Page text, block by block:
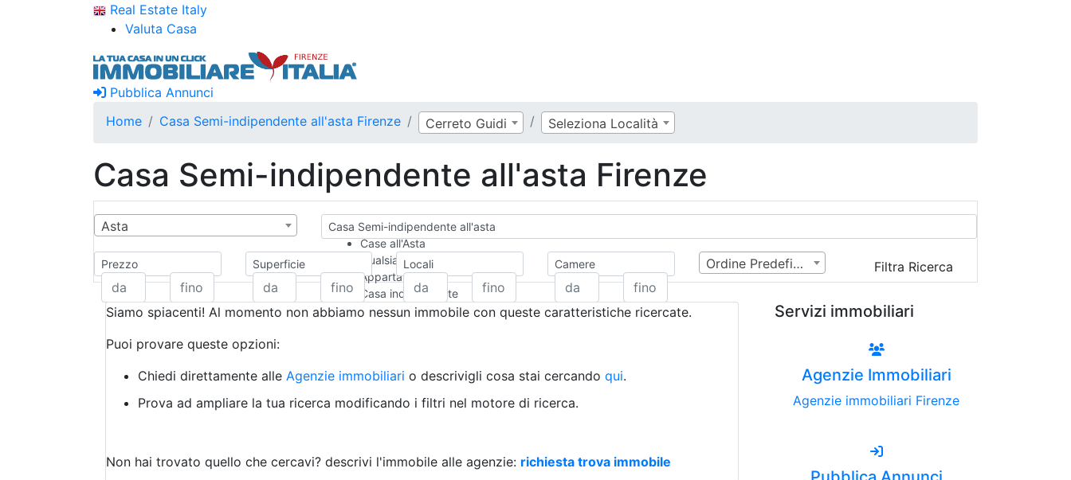
Real Estate Italy
Valuta Casa
Pubblica Annunci
Home
Casa Semi-indipendente all'asta Firenze Cerreto Guidi Seleziona Località
Casa Semi-indipendente all'asta Firenze
Asta
Casa Semi-indipendente all'asta
Case all'Asta
Qualsiasi
Appartamento
Casa indipendente
Casa Semi-indipendente
Rustico/Casale
Camera d'Albergo
Box/Garage
Prezzo Superficie Locali Camere Ordine Predefinito Filtra Ricerca
Siamo spiacenti! Al momento non abbiamo nessun immobile con queste caratteristiche ricercate.
Puoi provare queste opzioni:
Chiedi direttamente alle Agenzie immobiliari o descrivigli cosa stai cercando qui.
Prova ad ampliare la tua ricerca modificando i filtri nel motore di ricerca.
Non hai trovato quello che cercavi? descrivi l'immobile alle agenzie: richiesta trova immobile
Servizi immobiliari
Agenzie Immobiliari
Agenzie immobiliari Firenze